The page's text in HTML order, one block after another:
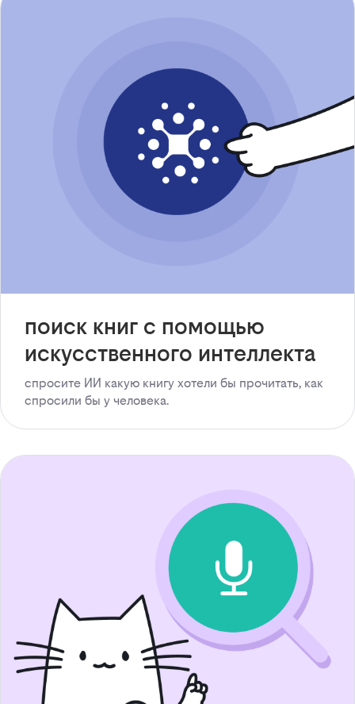
поиск книг с помощью
искусственного интеллекта
спросите ИИ какую книгу хотели бы прочитать, как
спросили бы у человека.